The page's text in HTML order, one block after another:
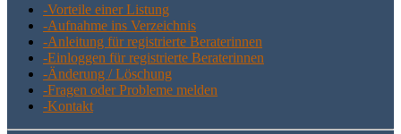
-Vor­tei­le einer Listung
-Auf­nah­me ins Verzeichnis
-Anlei­tung für regis­trier­te Beraterinnen
-Ein­log­gen für regis­trier­te Beraterinnen
-Ände­rung / Löschung
-Fra­gen oder Pro­ble­me melden
-Kon­takt